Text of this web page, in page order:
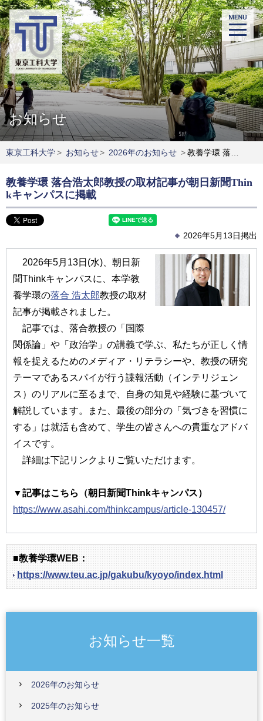
お知らせ
東京工科大学> お知らせ> 2026年のお知らせ >教養学環 落合浩太郎教授の取材記事が朝日新聞Thinkキャンパスに掲載
教養学環 落合浩太郎教授の取材記事が朝日新聞Thin
kキャンパスに掲載
2026年5月13日掲出
2026年5月13日(水)、朝日新
聞Thinkキャンパスに、本学教
養学環の落合 浩太郎教授の取材
記事が掲載されました。
記事では、落合教授の「国際
関係論」や「政治学」の講義で学ぶ、私たちが正しく情
報を捉えるためのメディア・リテラシーや、教授の研究
テーマであるスパイが行う諜報活動（インテリジェン
ス）のリアルに至るまで、自身の知見や経験に基づいて
解説しています。また、最後の部分の「気づきを習慣に
する」は就活も含めて、学生の皆さんへの貴重なアドバ
イスです。
詳細は下記リンクよりご覧いただけます。
▼記事はこちら（朝日新聞Thinkキャンパス）
https://www.asahi.com/thinkcampus/article-130457/
■教養学環WEB：
https://www.teu.ac.jp/gakubu/kyoyo/index.html
お知らせ一覧
2026年のお知らせ
2025年のお知らせ